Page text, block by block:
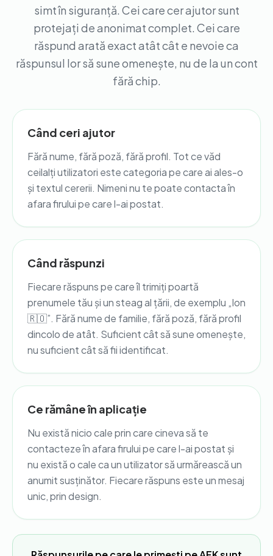
simt în siguranță. Cei care cer ajutor sunt
protejați de anonimat complet. Cei care
răspund arată exact atât cât e nevoie ca
răspunsul lor să sune omenește, nu de la un cont
fără chip.
Când ceri ajutor
Fără nume, fără poză, fără profil. Tot ce văd
ceilalți utilizatori este categoria pe care ai ales-o
și textul cererii. Nimeni nu te poate contacta în
afara firului pe care l-ai postat.
Când răspunzi
Fiecare răspuns pe care îl trimiți poartă
prenumele tău și un steag al țării, de exemplu „Ion
🇷🇴”. Fără nume de familie, fără poză, fără profil
dincolo de atât. Suficient cât să sune omenește,
nu suficient cât să fii identificat.
Ce rămâne în aplicație
Nu există nicio cale prin care cineva să te
contacteze în afara firului pe care l-ai postat și
nu există o cale ca un utilizator să urmărească un
anumit susținător. Fiecare răspuns este un mesaj
unic, prin design.